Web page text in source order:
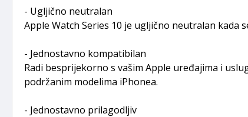
- Ugljično neutralan
Apple Watch Series 10 je ugljično neutralan kada
- Jednostavno kompatibilan
Radi besprijekorno s vašim Apple uređajima i
podržanim modelima iPhonea.
- Jednostavno prilagodljiv